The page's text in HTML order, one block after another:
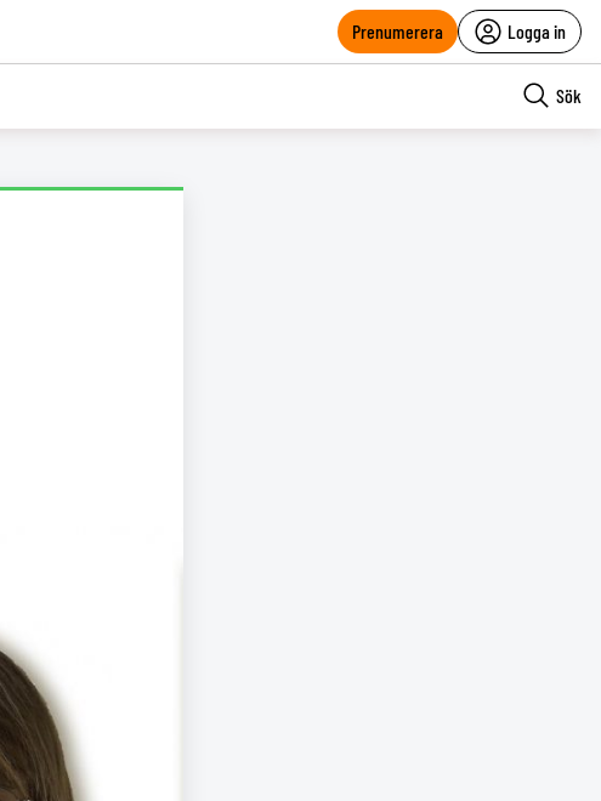
Prenumerera Logga in
Sök